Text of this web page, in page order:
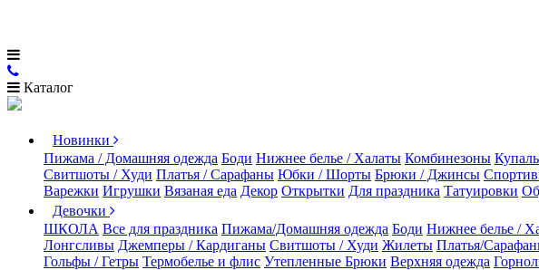
Каталог
Новинки
Пижама / Домашняя одежда Боди Нижнее белье / Халаты Комбинезоны
Свитшоты / Худи Платья / Сарафаны Юбки / Шорты Брюки / Джинсы
Варежки Игрушки Вязаная еда Декор Открытки Для праздника Татуировки
Девочки
ШКОЛА Все для праздника Пижама/Домашняя одежда Боди Нижнее белье /
Лонгсливы Джемперы / Кардиганы Свитшоты / Худи Жилеты Платья/
Гольфы / Гетры Термобелье и флис Утепленные Брюки Верхняя одежда